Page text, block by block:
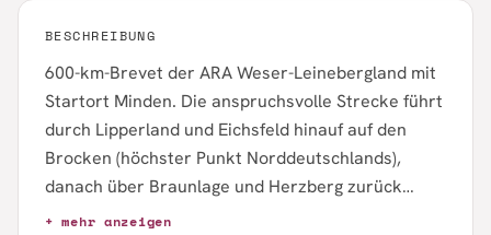
BESCHREIBUNG
600-km-Brevet der ARA Weser-Leinebergland mit
Startort Minden. Die anspruchsvolle Strecke führt
durch Lipperland und Eichsfeld hinauf auf den
Brocken (höchster Punkt Norddeutschlands),
danach über Braunlage und Herzberg zurück
durchs Leinetal nach Minden. Unkostenbeitrag 7
+ mehr anzeigen